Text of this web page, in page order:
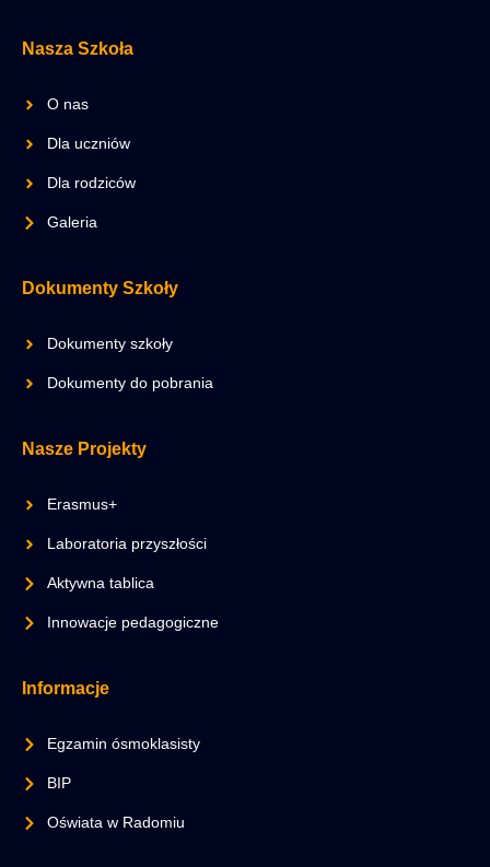
Nasza Szkoła
O nas
Dla uczniów
Dla rodziców
Galeria
Dokumenty Szkoły
Dokumenty szkoły
Dokumenty do pobrania
Nasze Projekty
Erasmus+
Laboratoria przyszłości
Aktywna tablica
Innowacje pedagogiczne
Informacje
Egzamin ósmoklasisty
BIP
Oświata w Radomiu